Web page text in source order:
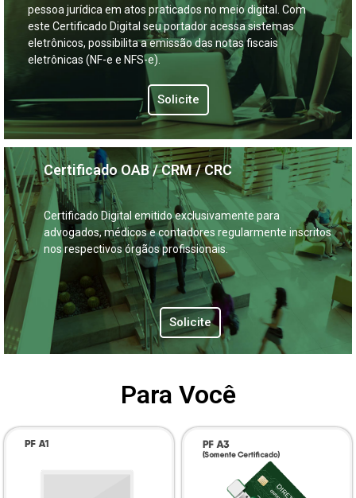
pessoa jurídica em atos praticados no meio digital. Com
este Certificado Digital seu portador acessa sistemas
eletrônicos, possibilita a emissão das notas fiscais
eletrônicas (NF-e e NFS-e).
Solicite
Certificado OAB / CRM / CRC
Certificado Digital emitido exclusivamente para
advogados, médicos e contadores regularmente inscritos
nos respectivos órgãos profissionais.
Solicite
Para Você